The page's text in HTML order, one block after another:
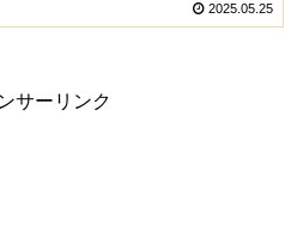
2025.05.25
サーリンク